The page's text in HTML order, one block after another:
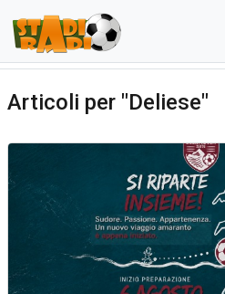
Articoli per "Deliese"